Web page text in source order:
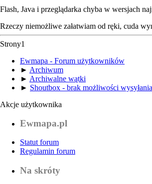
Flash, Java i przeglądarka chyba w wersjach
Rzeczy niemożliwe załatwiam od ręki, cuda
Strony1
Ewmapa - Forum użytkowników
► Archiwum
► Archiwalne wątki
► Shoutbox - brak możliwości
Akcje użytkownika
Ewmapa.pl
Statut forum
Regulamin forum
Na skróty